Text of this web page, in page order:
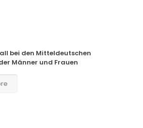
bei den Mitteldeutschen
Männer und Frauen